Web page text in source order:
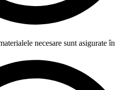
necesare sunt asigurate în